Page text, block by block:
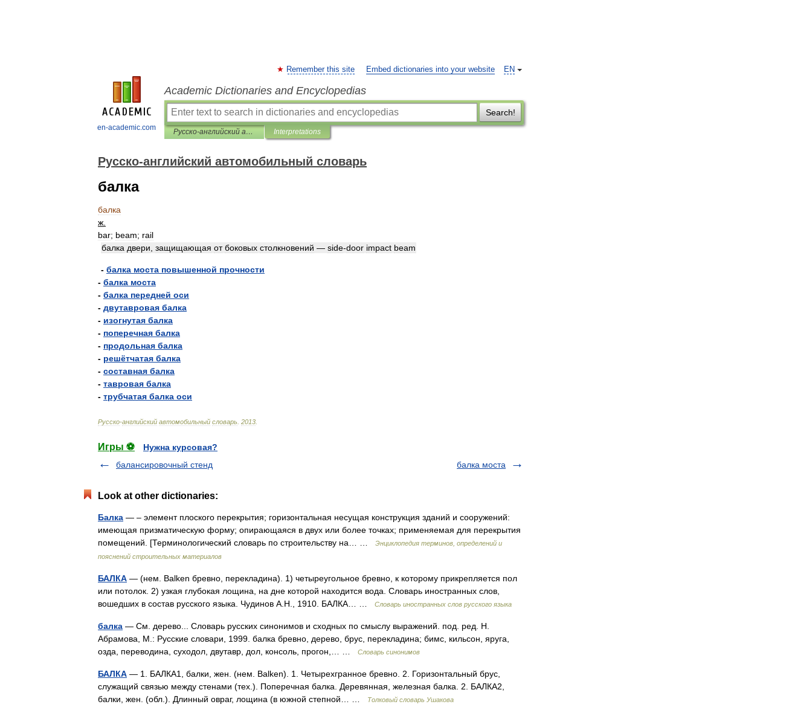
en-academic.com
EN
Remember this site Embed dictionaries into your website
Academic Dictionaries and Encyclopedias
Search!
Русско-английский автомобильный словарь Interpretations
Русско-английский автомобильный словарь
балка
балка
ж
bar; beam; rail
балка двери защищающая от боковых столкновений — side-door impact beam
- балка моста повышенной прочности
- балка моста
- балка передней оси
- двутавровая балка
- изогнутая балка
- поперечная балка
- продольная балка
- решётчатая балка
- составная балка
- тавровая балка
- трубчатая балка оси
Русско-английский автомобильный словарь 2013
Игры ⚽
Нужна курсовая?
балансировочный стенд
балка моста
Look at other dictionaries:
Балка — – элемент плоского перекрытия; горизонтальная несущая конструкция зданий и сооружений:
имеющая призматическую форму; опирающаяся в двух или более точках; применяемая для перекрытия
помещений. [Терминологический словарь по строительству на… …
Энциклопедия терминов, определений и
пояснений строительных материалов
БАЛКА — (нем. Balken бревно, перекладина). 1) четыреугольное бревно, к которому прикрепляется пол
или потолок. 2) узкая глубокая лощина, на дне которой находится вода. Словарь иностранных слов,
вошедших в состав русского языка. Чудинов А.Н., 1910. БАЛКА… …
Словарь иностранных слов русского языка
балка — См. дерево... Словарь русских синонимов и сходных по смыслу выражений. под. ред. Н.
Абрамова, М.: Русские словари, 1999. балка бревно, дерево, брус, перекладина; бимс, кильсон, яруга,
озда, переводина, суходол, двутавр, дол, консоль, прогон,… …
Словарь синонимов
БАЛКА — 1. БАЛКА1, балки, жен. (нем. Balken). 1. Четырехгранное бревно. 2. Горизонтальный брус,
служащий связью между стенами (тех.). Поперечная балка. Деревянная, железная балка. 2. БАЛКА2,
балки, жен. (обл.). Длинный овраг, лощина (в южной степной… …
Толковый словарь Ушакова